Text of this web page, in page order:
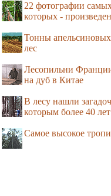
22 фотографии
которых -
Тонны
лес
Лесопильни Франции
на дуб в Китае
В лесу нашли
которым более 40 лет
Самое высокое